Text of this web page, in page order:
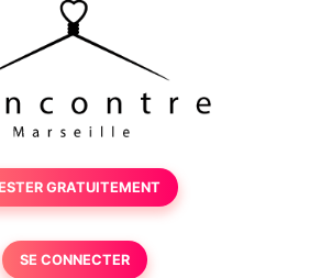
GRATUITEMENT
SE CONNECTER